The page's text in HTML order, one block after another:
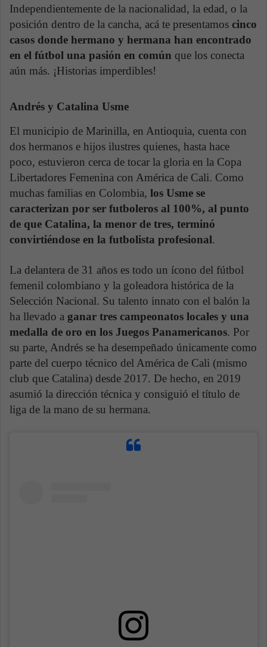
Independientemente de la nacionalidad, la edad, o la
posición dentro de la cancha, acá te presentamos cinco
casos donde hermano y hermana han encontrado
en el fútbol una pasión en común que los conecta
aún más. ¡Historias imperdibles!
Andrés y Catalina Usme
El municipio de Marinilla, en Antioquia, cuenta con
dos hermanos e hijos ilustres quienes, hasta hace
poco, estuvieron cerca de tocar la gloria en la Copa
Libertadores Femenina con América de Cali. Como
muchas familias en Colombia, los Usme se
caracterizan por ser futboleros al 100%, al punto
de que Catalina, la menor de tres, terminó
convirtiéndose en la futbolista profesional.
La delantera de 31 años es todo un ícono del fútbol
femenil colombiano y la goleadora histórica de la
Selección Nacional. Su talento innato con el balón la
ha llevado a ganar tres campeonatos locales y una
medalla de oro en los Juegos Panamericanos. Por
su parte, Andrés se ha desempeñado únicamente como
parte del cuerpo técnico del América de Cali (mismo
club que Catalina) desde 2017. De hecho, en 2019
asumió la dirección técnica y consiguió el título de
liga de la mano de su hermana.